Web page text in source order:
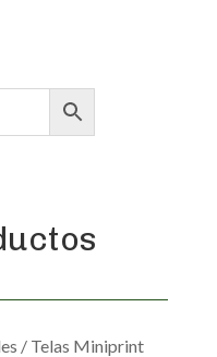
/ Telas Miniprint